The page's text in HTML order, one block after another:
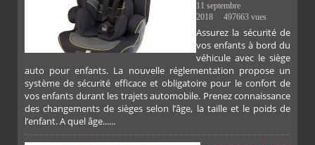
GOOGLE PINTEREST
SUR SUR
11 septembre
2018
497663 vues
Assurez la sécurité de
vos enfants à bord du
véhicule avec le siège
auto pour enfants. La nouvelle réglementation propose un
système de sécurité efficace et obligatoire pour le confort de
vos enfants durant les trajets automobile. Prenez connaissance
des changements de sièges selon l’âge, la taille et le poids de
l’enfant. A quel âge......